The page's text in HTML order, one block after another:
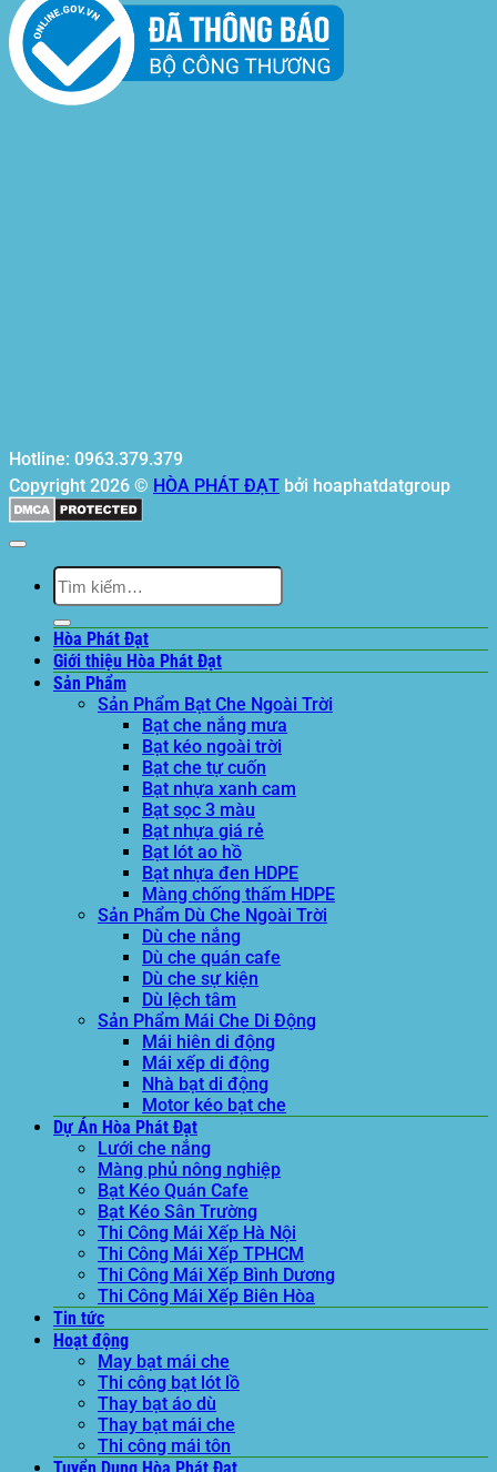
Hotline: 0963.379.379
Copyright 2026 © HÒA PHÁT ĐẠT bởi hoaphatdatgroup
Tìm
kiếm:
Hòa Phát Đạt
Giới thiệu Hòa Phát Đạt
Sản Phẩm
Sản Phẩm Bạt Che Ngoài Trời
Bạt che nắng mưa
Bạt kéo ngoài trời
Bạt che tự cuốn
Bạt nhựa xanh cam
Bạt sọc 3 màu
Bạt nhựa giá rẻ
Bạt lót ao hồ
Bạt nhựa đen HDPE
Màng chống thấm HDPE
Sản Phẩm Dù Che Ngoài Trời
Dù che nắng
Dù che quán cafe
Dù che sự kiện
Dù lệch tâm
Sản Phẩm Mái Che Di Động
Mái hiên di động
Mái xếp di động
Nhà bạt di động
Motor kéo bạt che
Dự Án Hòa Phát Đạt
Lưới che nắng
Màng phủ nông nghiệp
Bạt Kéo Quán Cafe
Bạt Kéo Sân Trường
Thi Công Mái Xếp Hà Nội
Thi Công Mái Xếp TPHCM
Thi Công Mái Xếp Bình Dương
Thi Công Mái Xếp Biên Hòa
Tin tức
Hoạt động
May bạt mái che
Thi công bạt lót lồ
Thay bạt áo dù
Thay bạt mái che
Thi công mái tôn